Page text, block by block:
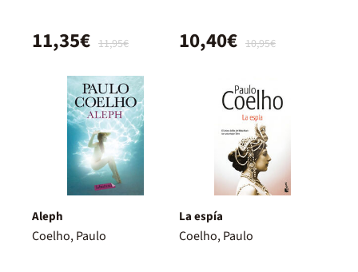
11,95€
11,35€ 10,95€
10,40€
Aleph
Coelho, Paulo
La espía
Coelho, Paulo